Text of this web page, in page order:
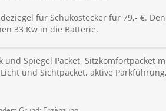
für Schukostecker für 79,- €.
33 Kw in die Batterie.
Spiegel Packet, Sitzkomfortpacket
und Sichtpacket, aktive